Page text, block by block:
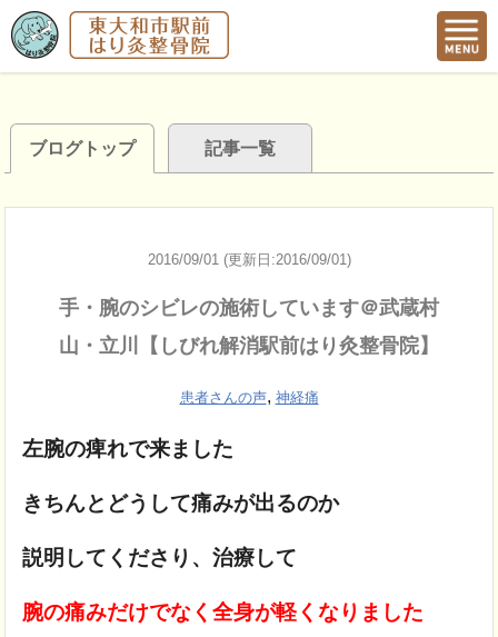
ブログトップ 記事一覧
2016/09/01 (更新日:2016/09/01)
手・腕のシビレの施術しています＠武蔵村
山・立川【しびれ解消駅前はり灸整骨院】
患者さんの声, 神経痛
左腕の痺れで来ました
きちんとどうして痛みが出るのか
説明してくださり、治療して
腕の痛みだけでなく全身が軽くなりました